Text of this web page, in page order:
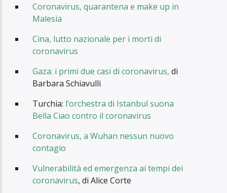
Coronavirus, quarantena e make up in
Malesia
Cina, lutto nazionale per i morti di
coronavirus
Gaza: i primi due casi di coronavirus, di
Barbara Schiavulli
Turchia: l’orchestra di Istanbul suona
Bella Ciao contro il coronavirus
Coronavirus, a Wuhan nessun nuovo
contagio
Vulnerabilità ed emergenza ai tempi dei
coronavirus, di Alice Corte